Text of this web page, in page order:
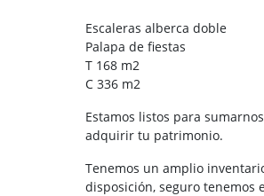
Escaleras alberca doble
Palapa de fiestas
T 168 m2
C 336 m2
Estamos listos para
adquirir tu patrimonio.
Tenemos un amplio
disposición, seguro tenemos